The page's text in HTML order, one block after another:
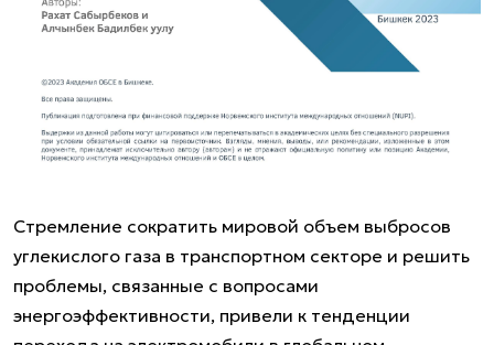
Стремление сократить мировой объем выбросов
углекислого газа в транспортном секторе и решить
проблемы, связанные с вопросами
энергоэффективности, привели к тенденции